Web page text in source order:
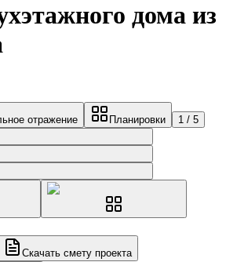
дома из
отражение Планировки 1 / 5
Скачать смету проекта